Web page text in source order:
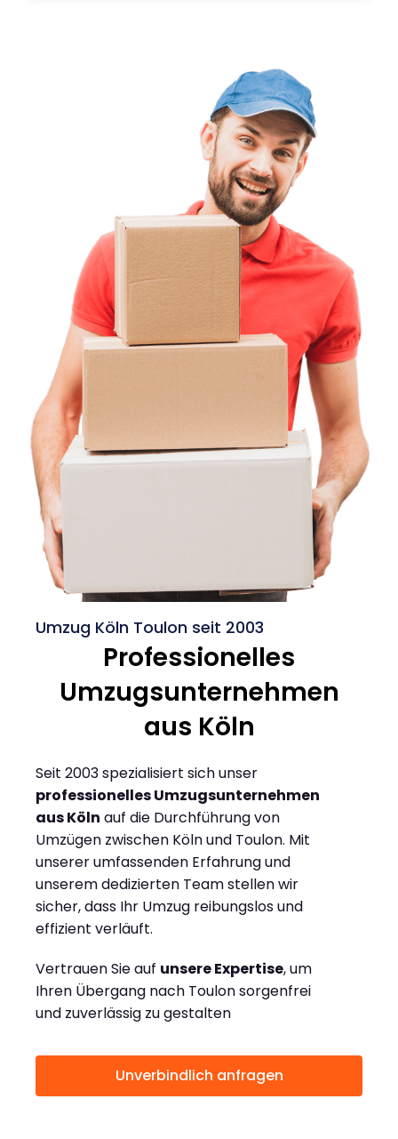
Umzug Köln Toulon seit 2003
Professionelles
Umzugsunternehmen
aus Köln
Seit 2003 spezialisiert sich unser
professionelles Umzugsunternehmen
aus Köln auf die Durchführung von
Umzügen zwischen Köln und Toulon. Mit
unserer umfassenden Erfahrung und
unserem dedizierten Team stellen wir
sicher, dass Ihr Umzug reibungslos und
effizient verläuft.
Vertrauen Sie auf unsere Expertise, um
Ihren Übergang nach Toulon sorgenfrei
und zuverlässig zu gestalten
Unverbindlich anfragen